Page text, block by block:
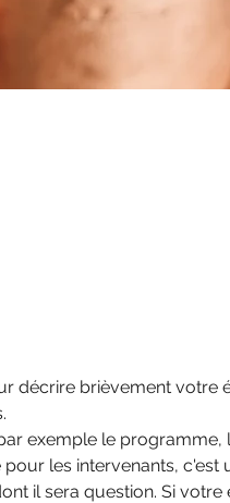
décrire brièvement votre
exemple le
les intervenants,
il sera question. Si